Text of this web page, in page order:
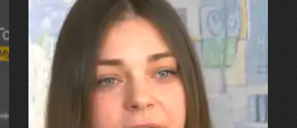
27.07.2026